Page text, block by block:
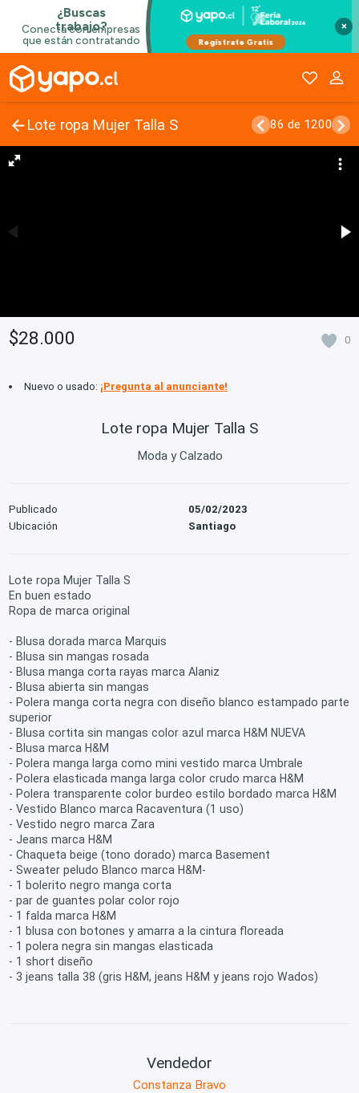
×
Lote ropa Mujer Talla S 86 de 1200
$28.000 0
Nuevo o usado: ¡Pregunta al anunciante!
Lote ropa Mujer Talla S
Moda y Calzado
Publicado
05/02/2023
Ubicación
Santiago
Lote ropa Mujer Talla S
En buen estado
Ropa de marca original
- Blusa dorada marca Marquis
- Blusa sin mangas rosada
- Blusa manga corta rayas marca Alaniz
- Blusa abierta sin mangas
- Polera manga corta negra con diseño blanco estampado parte
superior
- Blusa cortita sin mangas color azul marca H&M NUEVA
- Blusa marca H&M
- Polera manga larga como mini vestido marca Umbrale
- Polera elasticada manga larga color crudo marca H&M
- Polera transparente color burdeo estilo bordado marca H&M
- Vestido Blanco marca Racaventura (1 uso)
- Vestido negro marca Zara
- Jeans marca H&M
- Chaqueta beige (tono dorado) marca Basement
- Sweater peludo Blanco marca H&M-
- 1 bolerito negro manga corta
- par de guantes polar color rojo
- 1 falda marca H&M
- 1 blusa con botones y amarra a la cintura floreada
- 1 polera negra sin mangas elasticada
- 1 short diseño
- 3 jeans talla 38 (gris H&M, jeans H&M y jeans rojo Wados)
Vendedor
Constanza Bravo